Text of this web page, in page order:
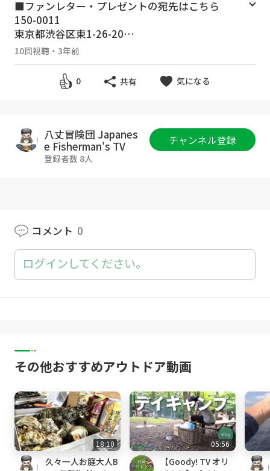
■ファンレター・プレゼントの宛先はこちら
150-0011
東京都渋谷区東1-26-20
東京建物東渋谷ビル8F
「株式会社carry on 八丈冒険団宛」
※冷蔵・冷凍が必要な、なま物の受付はできま
asahi.boukendan.6@gmail.com
Twitter：https://twitter.com/ASAHIoutdoor
10回視聴 ・ 3年前
0 共有 気になる
八丈冒険団 Japanes
e Fisherman's TV
登録者数 8人
チャンネル登録
コメント 0
ログインしてください。
その他おすすめアウトドア動画
18:10
久々一人お庭大人B
05:56
【Goody! TV オリ